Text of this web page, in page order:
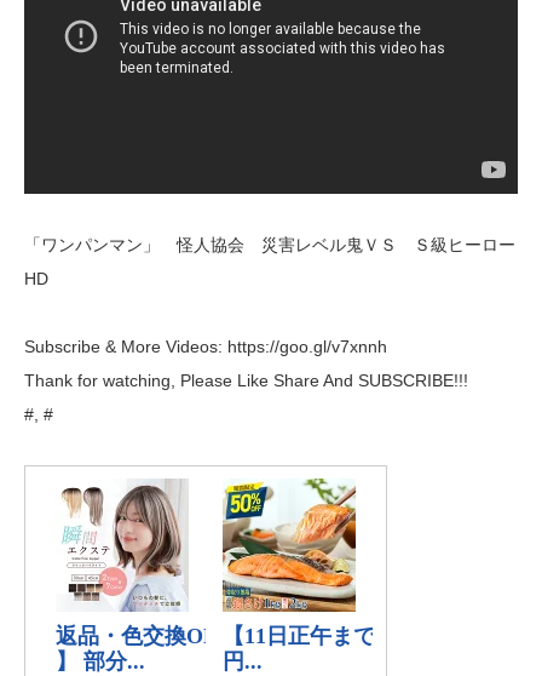
「ワンパンマン」 怪人協会 災害レベル鬼ＶＳ Ｓ級ヒーロー
HD
Subscribe & More Videos: https://goo.gl/v7xnnh
Thank for watching, Please Like Share And SUBSCRIBE!!!
#, #